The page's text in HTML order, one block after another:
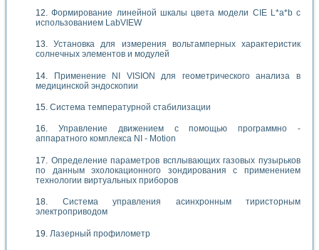
Формирование линейной шкалы цвета модели CIE L*a*b с
использованием LabVIEW
Установка для измерения вольтамперных характеристик
солнечных элементов и модулей
Применение NI VISION для геометрического анализа в
медицинской эндоскопии
Система температурной стабилизации
Управление движением с помощью программно -
аппаратного комплекса NI - Motion
Определение параметров всплывающих газовых пузырьков
по данным эхолокационного зондирования с применением
технологии виртуальных приборов
Система управления асинхронным тиристорным
электроприводом
Лазерный профилометр